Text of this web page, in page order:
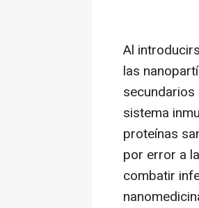
Al
las
sistema
proteínas
por error a
combatir